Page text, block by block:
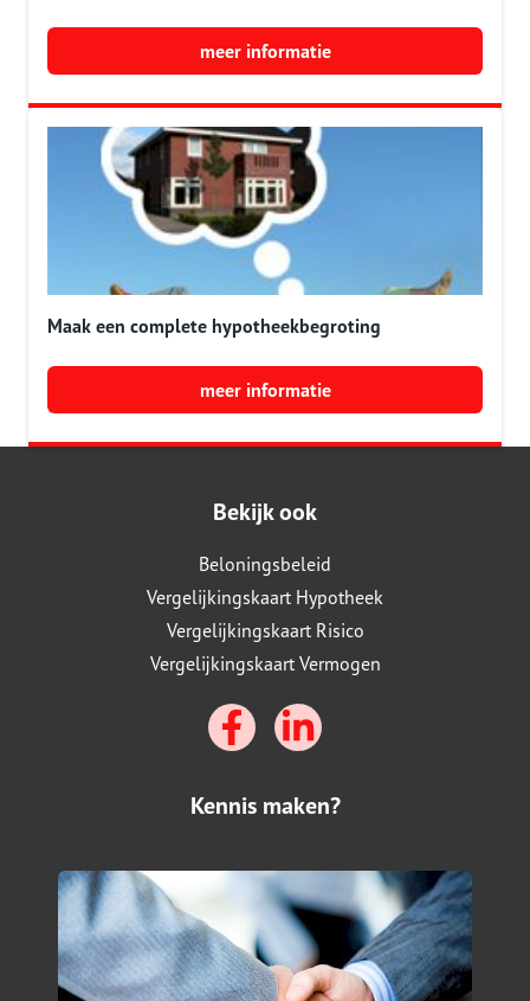
meer informatie
Maak een complete hypotheekbegroting
meer informatie
Bekijk ook
Beloningsbeleid
Vergelijkingskaart Hypotheek
Vergelijkingskaart Risico
Vergelijkingskaart Vermogen
Kennis maken?